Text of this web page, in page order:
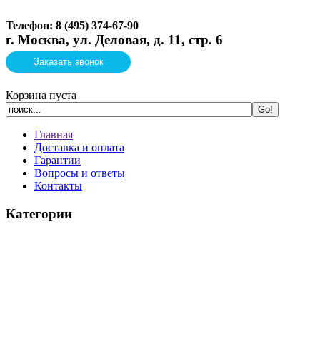
Телефон: 8 (495) 374-67-90
г. Москва, ул. Деловая, д. 11, стр. 6
Заказать звонок
Корзина пуста
Главная
Доставка и оплата
Гарантии
Вопросы и ответы
Контакты
Категории